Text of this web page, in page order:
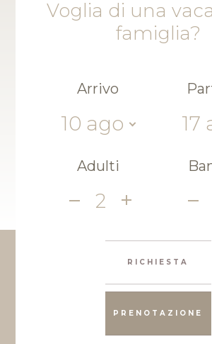
Voglia di una
famiglia?
Arrivo
10 ago 17
Adulti
2
RICHIESTA
PRENOTAZIONE